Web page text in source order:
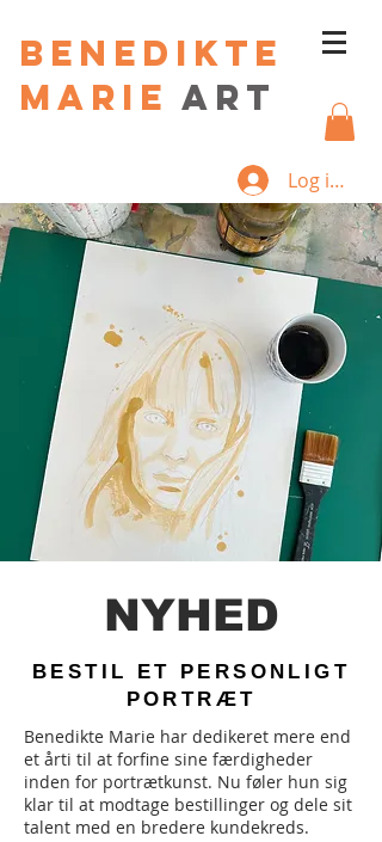
Benedikte
Marie art
Log ind
NYHED
BESTIL ET PERSONLIGT
PORTRÆT
Benedikte Marie har dedikeret mere end
et årti til at forfine sine færdigheder
inden for portrætkunst. Nu føler hun sig
klar til at modtage bestillinger og dele sit
talent med en bredere kundekreds.